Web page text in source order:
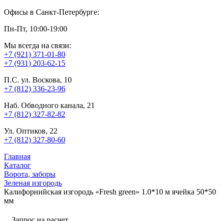
Офисы в Санкт-Петербурге:
Пн-Пт, 10:00-19:00
Мы всегда на связи:
+7 (921) 371-01-80
+7 (931) 203-62-15
П.С. ул. Воскова, 10
+7 (812) 336-23-96
Наб. Обводного канала, 21
+7 (812) 327-82-82
Ул. Оптиков, 22
+7 (812) 327-80-60
Главная
Каталог
Ворота, заборы
Зеленая изгородь
Калифорнийская изгородь «Fresh green» 1.0*10 м ячейка 50*50
мм